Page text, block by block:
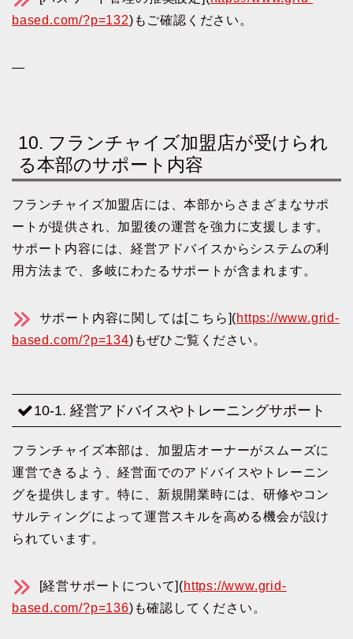
based.com/?p=132)もご確認ください。
—
10. フランチャイズ加盟店が受けられ
る本部のサポート内容
フランチャイズ加盟店には、本部からさまざまなサポ
ートが提供され、加盟後の運営を強力に支援します。
サポート内容には、経営アドバイスからシステムの利
用方法まで、多岐にわたるサポートが含まれます。
サポート内容に関しては[こちら](https://www.grid-
based.com/?p=134)もぜひご覧ください。
10-1. 経営アドバイスやトレーニングサポート
フランチャイズ本部は、加盟店オーナーがスムーズに
運営できるよう、経営面でのアドバイスやトレーニン
グを提供します。特に、新規開業時には、研修やコン
サルティングによって運営スキルを高める機会が設け
られています。
[経営サポートについて](https://www.grid-
based.com/?p=136)も確認してください。